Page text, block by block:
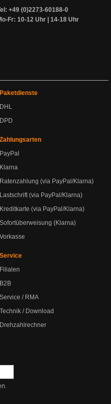
+49 (0)2273-60188-0
Fr: 10-12 Uhr | 14-18 Uhr
Paketdienste
DHL
DPD
Zahlungsarten
PayPal
Klarna
Ratenzahlung (via PayPal/Klarna)
Lastschrift (via PayPal/Klarna)
Kreditkarte (via PayPal/Klarna)
Sofortüberweisung (Klarna)
Vorkasse
Service
Filialen
B2B
Service / RMA
Technik / Download
Drehzahlrechner